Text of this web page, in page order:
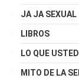
JA JA SEXUAL
LIBROS
LO QUE
MITO DE LA